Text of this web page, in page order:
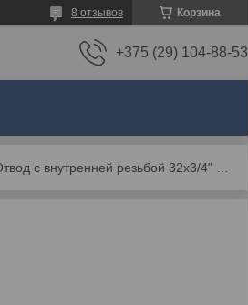
Корзина
8 отзывов
+375 (29) 104-88-53